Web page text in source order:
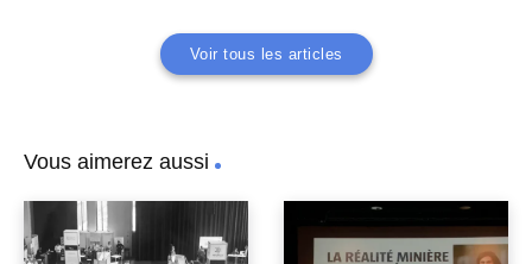
Voir tous les articles
Vous aimerez aussi